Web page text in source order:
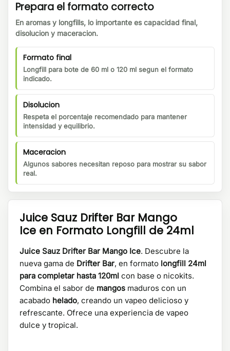
Prepara el formato correcto
En aromas y longfills, lo importante es capacidad final,
disolucion y maceracion.
Formato final
Longfill para bote de 60 ml o 120 ml segun el formato
indicado.
Disolucion
Respeta el porcentaje recomendado para mantener
intensidad y equilibrio.
Maceracion
Algunos sabores necesitan reposo para mostrar su sabor
real.
Juice Sauz Drifter Bar Mango
Ice en Formato Longfill de 24ml
Juice Sauz Drifter Bar Mango Ice. Descubre la
nueva gama de Drifter Bar, en formato longfill 24ml
para completar hasta 120ml con base o nicokits.
Combina el sabor de mangos maduros con un
acabado helado, creando un vapeo delicioso y
refrescante. Ofrece una experiencia de vapeo
dulce y tropical.